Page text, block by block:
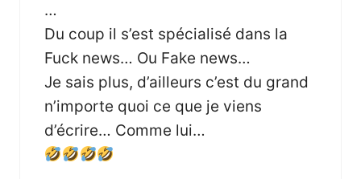
…
Du coup il s’est spécialisé dans la
Fuck news… Ou Fake news…
Je sais plus, d’ailleurs c’est du grand
n’importe quoi ce que je viens
d’écrire… Comme lui…